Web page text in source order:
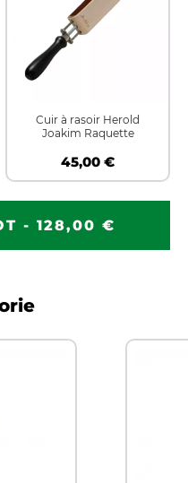
Cuir à rasoir Herold
Joakim Raquette
45,00 €
- 128,00 €